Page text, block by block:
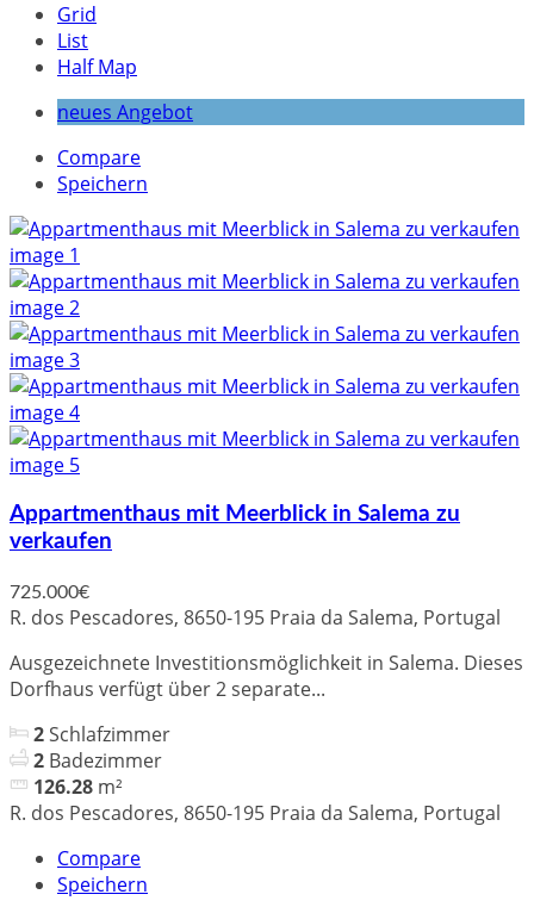
Grid
List
Half Map
neues Angebot
Compare
Speichern
Appartmenthaus mit Meerblick in Salema zu
verkaufen
725.000€
R. dos Pescadores, 8650-195 Praia da Salema, Portugal
Ausgezeichnete Investitionsmöglichkeit in Salema. Dieses
Dorfhaus verfügt über 2 separate...
2Schlafzimmer
2 Badezimmer
126.28 m²
R. dos Pescadores, 8650-195 Praia da Salema, Portugal
Compare
Speichern